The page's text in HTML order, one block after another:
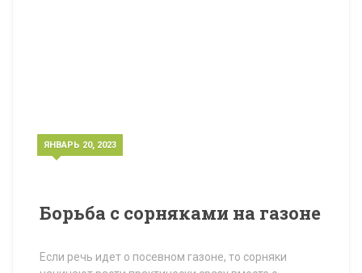
ЯНВАРЬ 20, 2023
Борьба с сорняками на газоне
Если речь идет о посевном газоне, то сорняки